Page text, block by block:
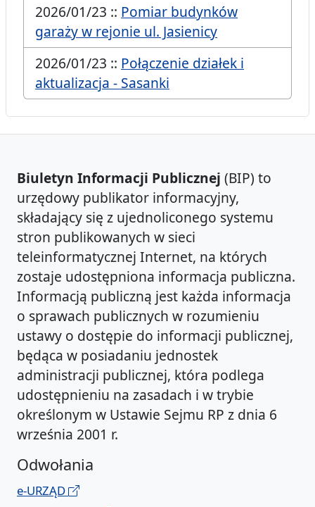
2026/01/23 :: Pomiar budynków
garaży w rejonie ul. Jasienicy
2026/01/23 :: Połączenie działek i
aktualizacja - Sasanki
Biuletyn Informacji Publicznej (BIP) to
urzędowy publikator informacyjny,
składający się z ujednoliconego systemu
stron publikowanych w sieci
teleinformatycznej Internet, na których
zostaje udostępniona informacja publiczna.
Informacją publiczną jest każda informacja
o sprawach publicznych w rozumieniu
ustawy o dostępie do informacji publicznej,
będąca w posiadaniu jednostek
administracji publicznej, która podlega
udostępnieniu na zasadach i w trybie
określonym w Ustawie Sejmu RP z dnia 6
września 2001 r.
Odwołania
e-URZĄD